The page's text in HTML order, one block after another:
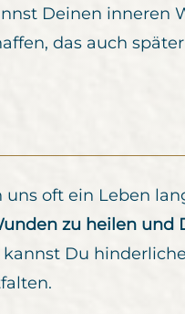
Deinen inneren
das auch
oft ein Leben
zu heilen und
Du